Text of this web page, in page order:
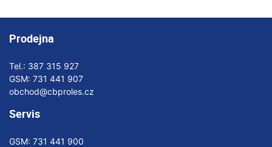
Prodejna
Tel.: 387 315 927
GSM: 731 441 907
obchod@cbproles.cz
Servis
GSM: 731 441 900